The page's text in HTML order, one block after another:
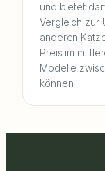
und bietet
Vergleich zur
anderen
Preis im
Modelle
können.